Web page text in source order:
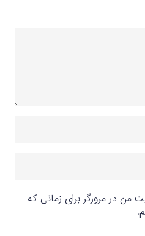
من در مرورگر برای زمانی که